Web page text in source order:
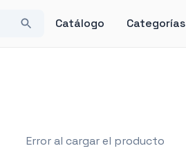
Catálogo Categorías
Error al cargar el producto